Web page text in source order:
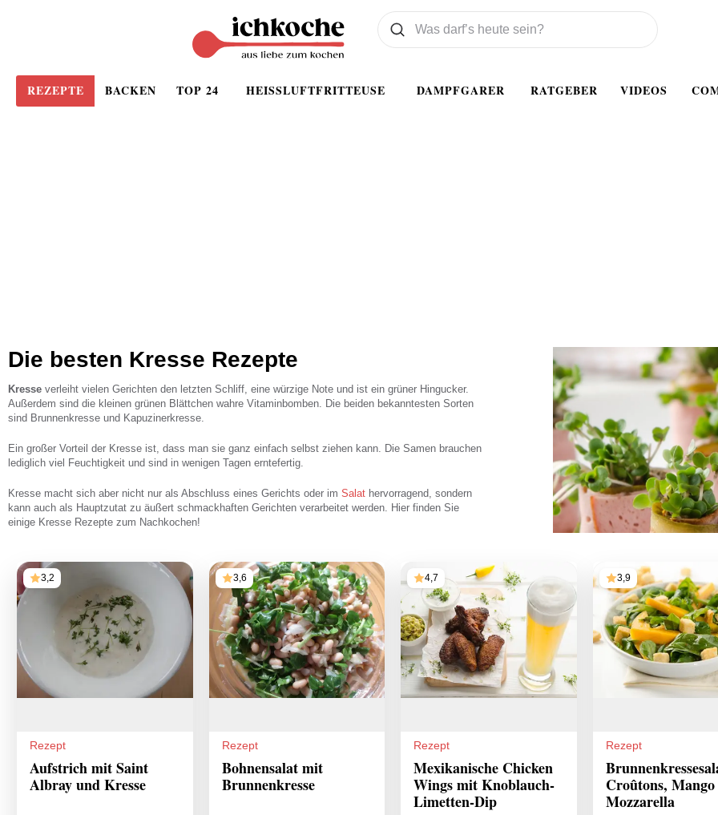
REZEPTE BACKEN TOP 24 HEISSLUFTFRITTEUSE DAMPFGARER RATGEBER VIDEOS
Was wollen Sie suchen
Suchen
Die besten Kresse Rezepte
Kresse verleiht vielen Gerichten den letzten Schliff, eine würzige Note und ist ein grüner Hingucker.
Außerdem sind die kleinen grünen Blättchen wahre Vitaminbomben. Die beiden bekanntesten Sorten
sind Brunnenkresse und Kapuzinerkresse.
Ein großer Vorteil der Kresse ist, dass man sie ganz einfach selbst ziehen kann. Die Samen brauchen
lediglich viel Feuchtigkeit und sind in wenigen Tagen erntefertig.
Kresse macht sich aber nicht nur als Abschluss eines Gerichts oder im Salat hervorragend, sondern
kann auch als Hauptzutat zu äußert schmackhaften Gerichten verarbeitet werden. Hier finden Sie
einige Kresse Rezepte zum Nachkochen!
3,2
Rezept
Aufstrich mit Saint
Albray und Kresse
3,6
Rezept
Bohnensalat mit
Brunnenkresse
4,7
Rezept
Mexikanische Chicken
Wings mit Knoblauch-
Limetten-Dip
3,9
Rezept
Croûtons,
Mozzarella